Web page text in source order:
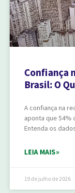
Confiança
Brasil: O
A confiança na
aponta que 54%
Entenda os
LEIA MAIS»
19 de julho de 2026